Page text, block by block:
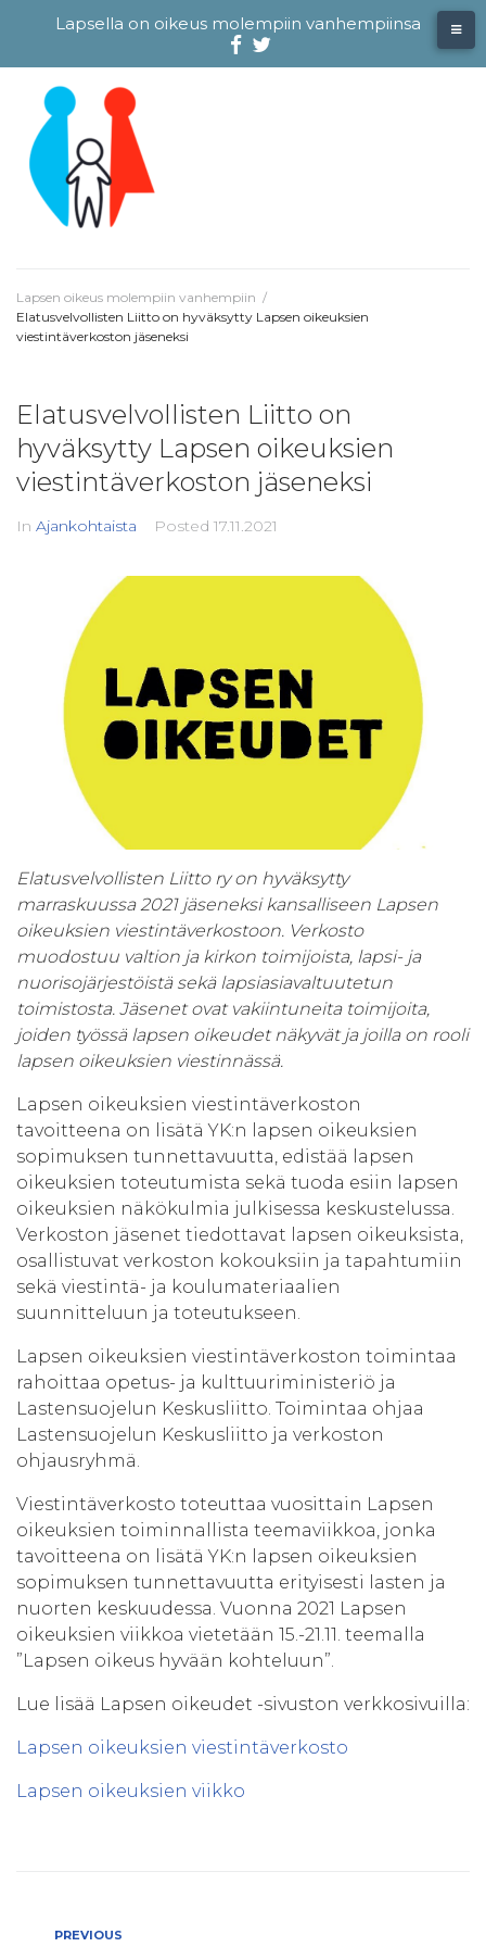
content
Lapsella on oikeus molempiin vanhempiinsa
Facebook
@evliitto
Lapsen oikeus molempiin vanhempiin /
Elatusvelvollisten Liitto on hyväksytty Lapsen oikeuksien
viestintäverkoston jäseneksi
Elatusvelvollisten Liitto on
hyväksytty Lapsen oikeuksien
viestintäverkoston jäseneksi
In Ajankohtaista Posted 17.11.2021
Elatusvelvollisten Liitto ry on hyväksytty
marraskuussa 2021 jäseneksi kansalliseen Lapsen
oikeuksien viestintäverkostoon. Verkosto
muodostuu valtion ja kirkon toimijoista, lapsi- ja
nuorisojärjestöistä sekä lapsiasiavaltuutetun
toimistosta. Jäsenet ovat vakiintuneita toimijoita,
joiden työssä lapsen oikeudet näkyvät ja joilla on rooli
lapsen oikeuksien viestinnässä.
Lapsen oikeuksien viestintäverkoston
tavoitteena on lisätä YK:n lapsen oikeuksien
sopimuksen tunnettavuutta, edistää lapsen
oikeuksien toteutumista sekä tuoda esiin lapsen
oikeuksien näkökulmia julkisessa keskustelussa.
Verkoston jäsenet tiedottavat lapsen oikeuksista,
osallistuvat verkoston kokouksiin ja tapahtumiin
sekä viestintä- ja koulumateriaalien
suunnitteluun ja toteutukseen.
Lapsen oikeuksien viestintäverkoston toimintaa
rahoittaa opetus- ja kulttuuriministeriö ja
Lastensuojelun Keskusliitto. Toimintaa ohjaa
Lastensuojelun Keskusliitto ja verkoston
ohjausryhmä.
Viestintäverkosto toteuttaa vuosittain Lapsen
oikeuksien toiminnallista teemaviikkoa, jonka
tavoitteena on lisätä YK:n lapsen oikeuksien
sopimuksen tunnettavuutta erityisesti lasten ja
nuorten keskuudessa. Vuonna 2021 Lapsen
oikeuksien viikkoa vietetään 15.-21.11. teemalla
”Lapsen oikeus hyvään kohteluun”.
Lue lisää Lapsen oikeudet -sivuston verkkosivuilla:
Lapsen oikeuksien viestintäverkosto
Lapsen oikeuksien viikko
Previous
PREVIOUS